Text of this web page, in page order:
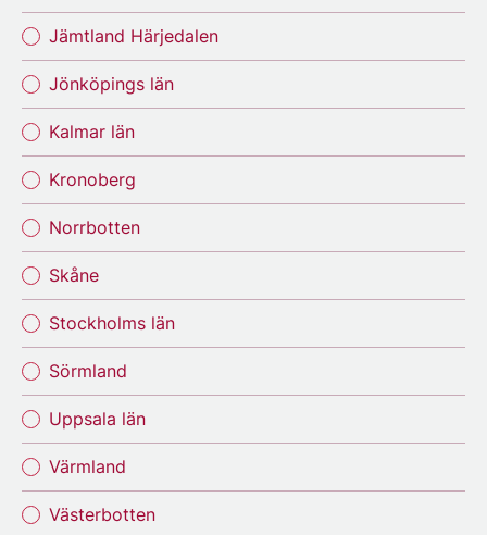
Jämtland Härjedalen
Jönköpings län
Kalmar län
Kronoberg
Norrbotten
Skåne
Stockholms län
Sörmland
Uppsala län
Värmland
Västerbotten